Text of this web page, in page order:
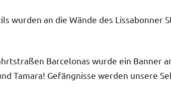
wurden an die Wände des Lissabonner
Barcelonas wurde ein Banner
Tamara! Gefängnisse werden unsere